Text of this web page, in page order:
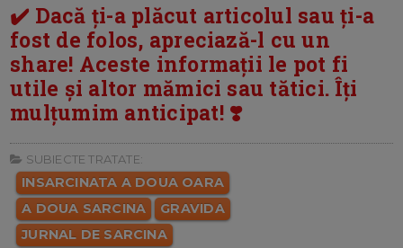
✔️ Dacă ți-a plăcut articolul sau ți-a
fost de folos, apreciază-l cu un
share! Aceste informații le pot fi
utile și altor mămici sau tătici. Îți
mulțumim anticipat! ❣️
SUBIECTE TRATATE:
INSARCINATA A DOUA OARA
A DOUA SARCINA
GRAVIDA
JURNAL DE SARCINA